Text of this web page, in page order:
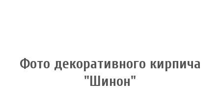
Фото декоративного кирпича
"Шинон"